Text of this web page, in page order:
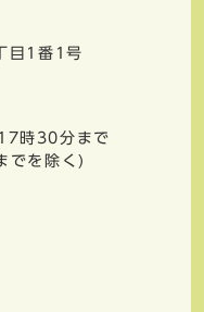
目1番1号
時30分まで
でを除く)